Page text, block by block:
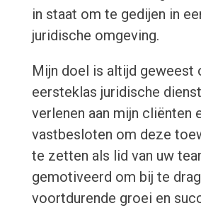
in staat om te gedijen in
juridische omgeving.
Mijn doel is altijd geweest
eersteklas juridische
verlenen aan mijn cliënten
vastbesloten om deze
te zetten als lid van uw
gemotiveerd om bij te
voortdurende groei en